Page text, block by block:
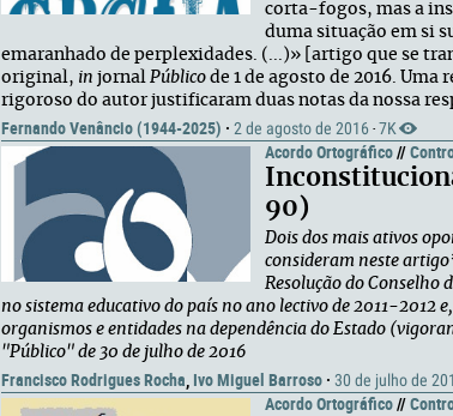
corta-fogos, mas a
duma situação em si
emaranhado de perplexidades. (...)» [artigo que se
original, in jornal Público de 1 de agosto de 2016.
rigoroso do autor justificaram duas notas da nossa
Fernando Venâncio (1944-2025) · 2 de agosto de 2016 · 7K
Acordo Ortográfico//
90)
Dois dos mais ativos
consideram neste
Resolução do Conselho
no sistema educativo do país no ano lectivo de 2011-2012
organismos e entidades na dependência do Estado
"Público" de 30 de julho de 2016
Francisco Rodrigues Rocha, Ivo Miguel Barroso · 30 de julho de
Acordo Ortográfico//